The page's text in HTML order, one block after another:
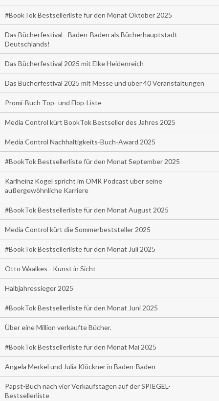
#BookTok Bestsellerliste für den Monat Oktober 2025
Das Bücherfestival - Baden-Baden als Bücherhauptstadt
Deutschlands!
Das Bücherfestival 2025 mit Elke Heidenreich
Das Bücherfestival 2025 mit Messe und über 40 Veranstaltungen
Promi-Buch Top- und Flop-Liste
Media Control kürt BookTok Bestseller des Jahres 2025
Media Control Nachhaltigkeits-Buch-Award 2025
#BookTok Bestsellerliste für den Monat September 2025
Karlheinz Kögel spricht im OMR Podcast über seine
außergewöhnliche Karriere
#BookTok Bestsellerliste für den Monat August 2025
Media Control kürt die Sommerbeststeller 2025
#BookTok Bestsellerliste für den Monat Juli 2025
Otto Waalkes - Kunst in Sicht
Halbjahressieger 2025
#BookTok Bestsellerliste für den Monat Juni 2025
Über eine Million verkaufte Bücher.
#BookTok Bestsellerliste für den Monat Mai 2025
Angela Merkel und Julia Klöckner in Baden-Baden
Papst-Buch nach vier Verkaufstagen auf der SPIEGEL-
Bestsellerliste